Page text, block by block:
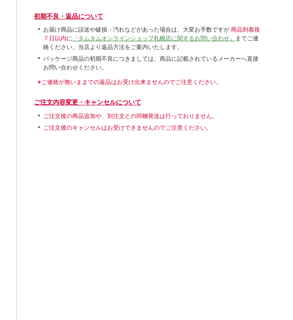
初期不良・返品について
お届け商品に誤送や破損・汚れなどがあった場合は、大変お手数ですが 商品到着後
７日以内に 「タムタムオンラインショップ札幌店に関するお問い合わせ」 までご連
絡ください。当店より返品方法をご案内いたします。
パッケージ商品の初期不良につきましては、商品に記載されているメーカーへ直接
お問い合わせください。
※ご連絡が無いままでの返品はお受け出来ませんのでご注意ください。
ご注文内容変更・キャンセルについて
ご注文後の商品追加や、別注文との同梱発送は行っておりません。
ご注文後のキャンセルはお受けできませんのでご注意ください。